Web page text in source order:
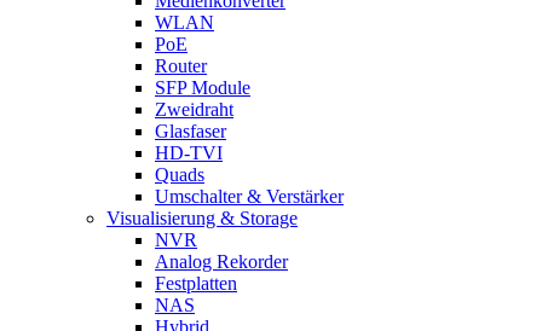
WLAN
PoE
Router
SFP Module
Zweidraht
Glasfaser
HD-TVI
Quads
Umschalter & Verstärker
Visualisierung & Storage
NVR
Analog Rekorder
Festplatten
NAS
Hybrid